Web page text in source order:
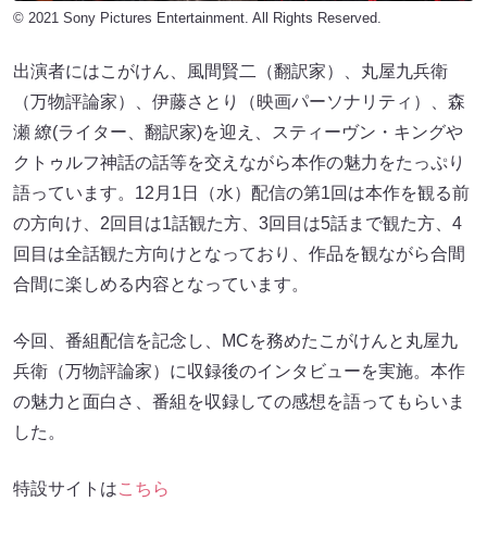
© 2021 Sony Pictures Entertainment. All Rights Reserved.
出演者にはこがけん、風間賢二（翻訳家）、丸屋九兵衛
（万物評論家）、伊藤さとり（映画パーソナリティ）、森
瀬 繚(ライター、翻訳家)を迎え、スティーヴン・キングや
クトゥルフ神話の話等を交えながら本作の魅力をたっぷり
語っています。12月1日（水）配信の第1回は本作を観る前
の方向け、2回目は1話観た方、3回目は5話まで観た方、4
回目は全話観た方向けとなっており、作品を観ながら合間
合間に楽しめる内容となっています。
今回、番組配信を記念し、MCを務めたこがけんと丸屋九
兵衛（万物評論家）に収録後のインタビューを実施。本作
の魅力と面白さ、番組を収録しての感想を語ってもらいま
した。
特設サイトはこちら